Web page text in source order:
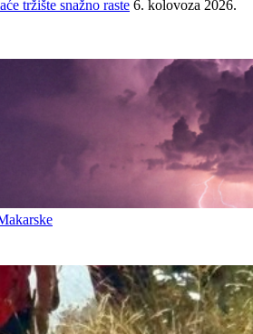
tržište snažno raste 6. kolovoza 2026.